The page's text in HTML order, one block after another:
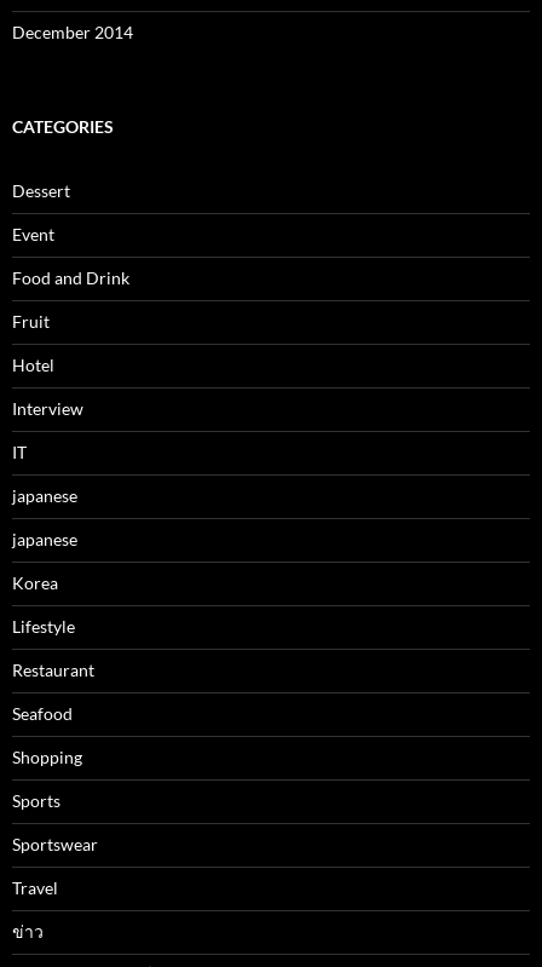
December 2014
CATEGORIES
Dessert
Event
Food and Drink
Fruit
Hotel
Interview
IT
japanese
japanese
Korea
Lifestyle
Restaurant
Seafood
Shopping
Sports
Sportswear
Travel
ข่าว